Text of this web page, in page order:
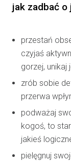
jak zadbać o
przestań
czyjaś
gorzej, unikaj
zrób sobie
przerwa
podważaj
kogoś, to
jakieś
pielęgnuj